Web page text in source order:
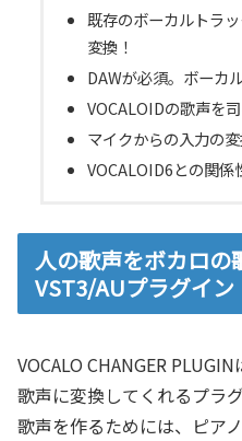
既存のボーカルトラ
変換！
DAWが必須。ボーカ
VOCALOIDの歌声を
マイクからの入力の
VOCALOID6との関係
人の歌声をボカロの
VST3/AUプラグイン
VOCALO CHANGER
歌声に変換してくれるプラ
歌声を作るためには、ピア